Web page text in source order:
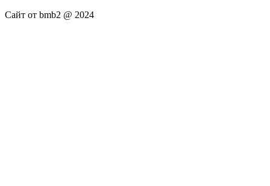
Сайт от bmb2 @ 2024